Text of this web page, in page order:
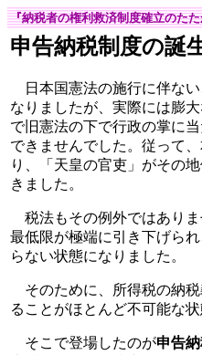
『納税者の権利救済制度確立のた
申告納税制度の誕
日本国憲法の施行に伴な
なりましたが、実際には膨
で旧憲法の下で行政の掌に
できませんでした。従って
り、「天皇の官吏」がその
きました。
税法もその例外ではあり
最低限が極端に引き下げら
らない状態になりました。
そのために、所得税の納
ることがほとんど不可能な状
そこで登場したのが申告